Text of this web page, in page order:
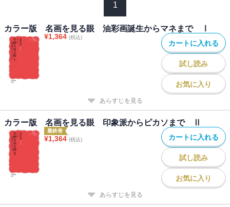
1
カラー版 名画を見る眼 油彩画誕生からマネまで Ⅰ
¥1,364 (税込)
カートに入れる
試し読み
お気に入り
あらすじを見る
カラー版 名画を見る眼 印象派からピカソまで Ⅱ
最終巻
¥1,364 (税込) カートに入れる
試し読み
お気に入り
あらすじを見る